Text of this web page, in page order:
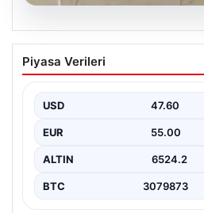
2 Yaşındaki Bebeğin
Havalimanı Personeline
bir olayda, 2 yaşındaki Liam
Piyasa Verileri
USD 47.60
EUR 55.00
ALTIN 6524.2
BTC 3079873